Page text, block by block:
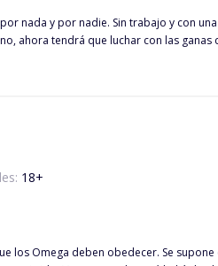
decide buscar trabajo en la casa de un
ahora tendrá que luchar con las
y lucharán con garras y
18+
los Omega deben obedecer. Se